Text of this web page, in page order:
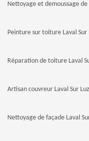
Nettoyage et demoussage
Peinture sur toiture Laval Sur
Réparation de toiture Laval
Artisan couvreur Laval Sur
Nettoyage de façade Laval